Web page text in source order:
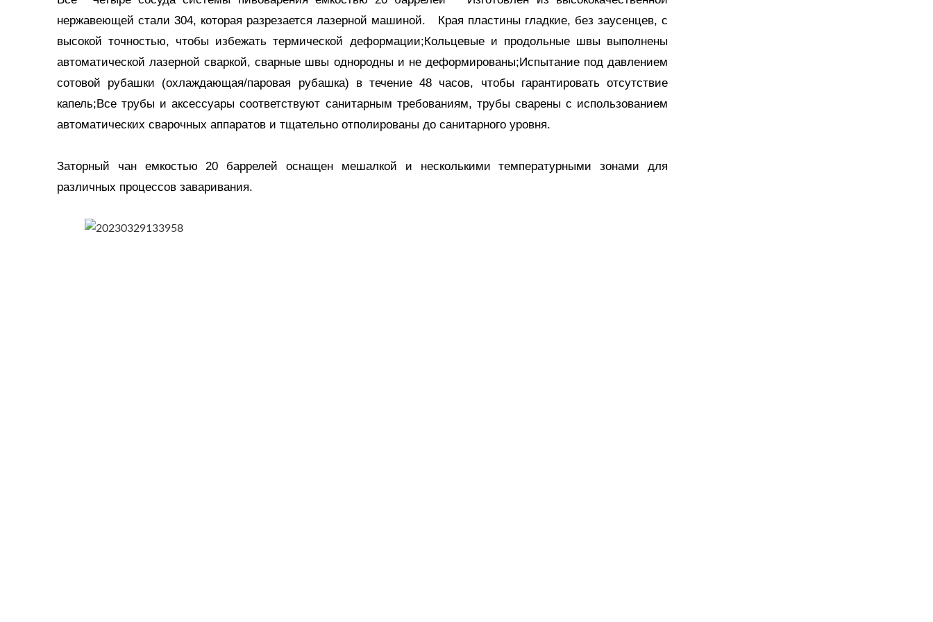
нержавеющей стали 304, которая разрезается лазерной машиной. Края пластины гладкие, без заусенцев, с
высокой точностью, чтобы избежать термической деформации;Кольцевые и продольные швы выполнены
автоматической лазерной сваркой, сварные швы однородны и не деформированы;Испытание под давлением
сотовой рубашки (охлаждающая/паровая рубашка) в течение 48 часов, чтобы гарантировать отсутствие
капель;Все трубы и аксессуары соответствуют санитарным требованиям, трубы сварены с использованием
автоматических сварочных аппаратов и тщательно отполированы до санитарного уровня.
Заторный чан емкостью 20 баррелей оснащен мешалкой и несколькими температурными зонами для
различных процессов заваривания.